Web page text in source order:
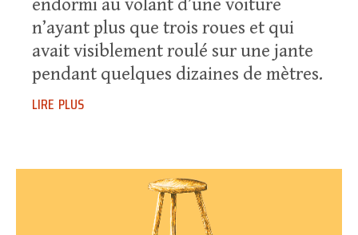
endormi au volant d’une voiture
n’ayant plus que trois roues et qui
avait visiblement roulé sur une jante
pendant quelques dizaines de mètres.
lire plus